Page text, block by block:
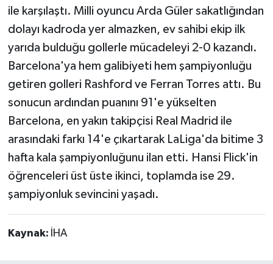
ile karşılaştı. Milli oyuncu Arda Güler sakatlığından
dolayı kadroda yer almazken, ev sahibi ekip ilk
yarıda bulduğu gollerle mücadeleyi 2-0 kazandı.
Barcelona'ya hem galibiyeti hem şampiyonluğu
getiren golleri Rashford ve Ferran Torres attı. Bu
sonucun ardından puanını 91'e yükselten
Barcelona, en yakın takipçisi Real Madrid ile
arasındaki farkı 14'e çıkartarak LaLiga'da bitime 3
hafta kala şampiyonluğunu ilan etti. Hansi Flick'in
öğrenceleri üst üste ikinci, toplamda ise 29.
şampiyonluk sevincini yaşadı.
Kaynak: İHA